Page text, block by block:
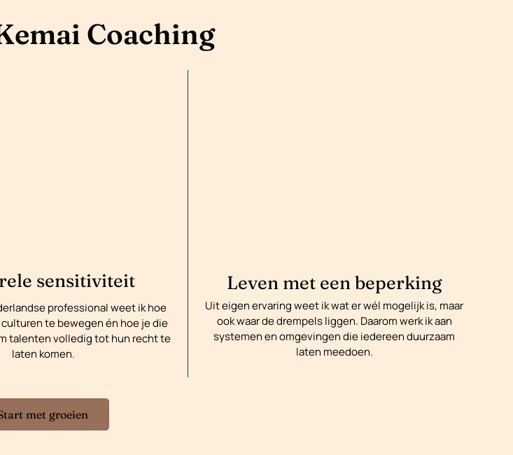
Coaching
sensitiviteit
professional weet ik hoe
te bewegen én hoe je die
talenten volledig tot hun recht te
laten komen.
Leven met een beperking
Uit eigen ervaring weet ik wat er wél mogelijk is, maar
ook waar de drempels liggen. Daarom werk ik aan
systemen en omgevingen die iedereen duurzaam
laten meedoen.
met groeien